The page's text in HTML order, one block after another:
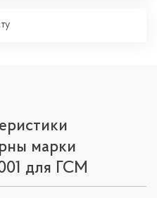
марки
для ГСМ